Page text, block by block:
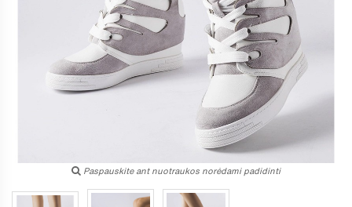
Paspauskite ant nuotraukos norėdami padidinti